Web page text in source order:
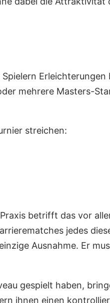
Erleichterungen
mehrere Masters-
streichen:
betrifft das vor
jedes
Ausnahme. Er
gespielt haben,
ihnen einen